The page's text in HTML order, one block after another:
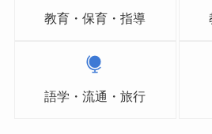
教育・保育・指導
語学・流通・旅行